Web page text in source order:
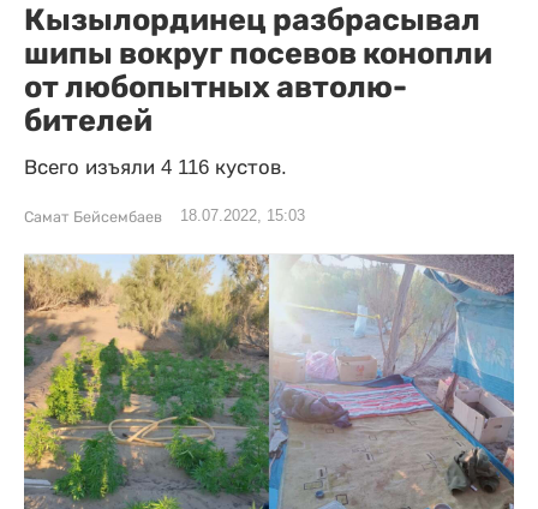
Кызылординец разбрасывал
шипы вокруг посевов конопли
от любопытных автолю­
бителей
Всего изъяли 4 116 кустов.
Самат Бейсембаев 18.07.2022, 15:03